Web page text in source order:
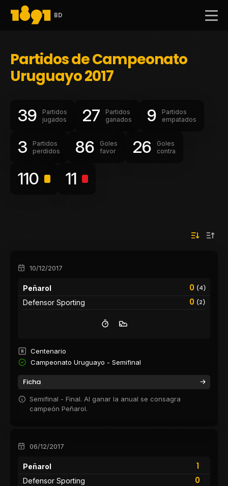
BD
Partidos de Campeonato
Uruguayo 2017
39
Partidos
jugados
27
Partidos
ganados
9
Partidos
empatados
3
Partidos
perdidos
86
Goles
favor
26
Goles
contra
110 11
10/12/2017
Peñarol 0 (4)
0 (2)
Defensor Sporting
Centenario
Campeonato Uruguayo - Semifinal
Ficha
Semifinal - Final. Al ganar la anual se consagra
campeón Peñarol.
06/12/2017
Peñarol
1
0
Defensor Sporting